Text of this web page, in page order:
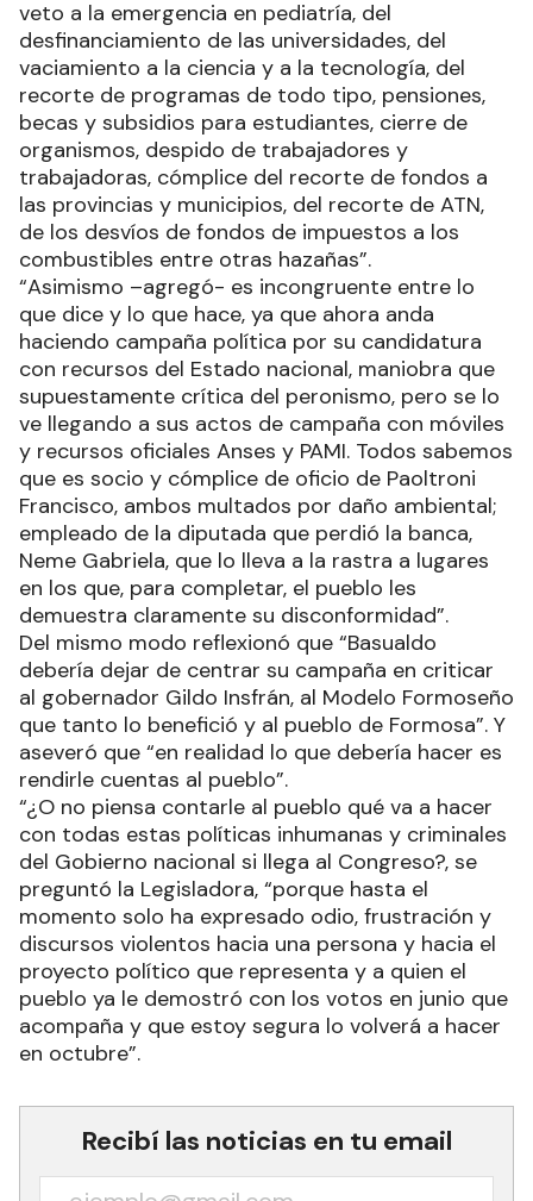
veto a la emergencia en pediatría, del
desfinanciamiento de las universidades, del
vaciamiento a la ciencia y a la tecnología, del
recorte de programas de todo tipo, pensiones,
becas y subsidios para estudiantes, cierre de
organismos, despido de trabajadores y
trabajadoras, cómplice del recorte de fondos a
las provincias y municipios, del recorte de ATN,
de los desvíos de fondos de impuestos a los
combustibles entre otras hazañas”.
“Asimismo –agregó- es incongruente entre lo
que dice y lo que hace, ya que ahora anda
haciendo campaña política por su candidatura
con recursos del Estado nacional, maniobra que
supuestamente crítica del peronismo, pero se lo
ve llegando a sus actos de campaña con móviles
y recursos oficiales Anses y PAMI. Todos sabemos
que es socio y cómplice de oficio de Paoltroni
Francisco, ambos multados por daño ambiental;
empleado de la diputada que perdió la banca,
Neme Gabriela, que lo lleva a la rastra a lugares
en los que, para completar, el pueblo les
demuestra claramente su disconformidad”.
Del mismo modo reflexionó que “Basualdo
debería dejar de centrar su campaña en criticar
al gobernador Gildo Insfrán, al Modelo Formoseño
que tanto lo benefició y al pueblo de Formosa”. Y
aseveró que “en realidad lo que debería hacer es
rendirle cuentas al pueblo”.
“¿O no piensa contarle al pueblo qué va a hacer
con todas estas políticas inhumanas y criminales
del Gobierno nacional si llega al Congreso?, se
preguntó la Legisladora, “porque hasta el
momento solo ha expresado odio, frustración y
discursos violentos hacia una persona y hacia el
proyecto político que representa y a quien el
pueblo ya le demostró con los votos en junio que
acompaña y que estoy segura lo volverá a hacer
en octubre”.
Recibí las noticias en tu email